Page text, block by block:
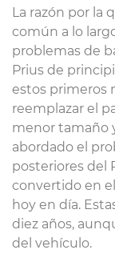
La razón por la
común a lo
problemas de
Prius de
estos primeros
reemplazar el
menor tamaño
abordado el
posteriores del
convertido en
hoy en día.
diez años,
del vehículo.